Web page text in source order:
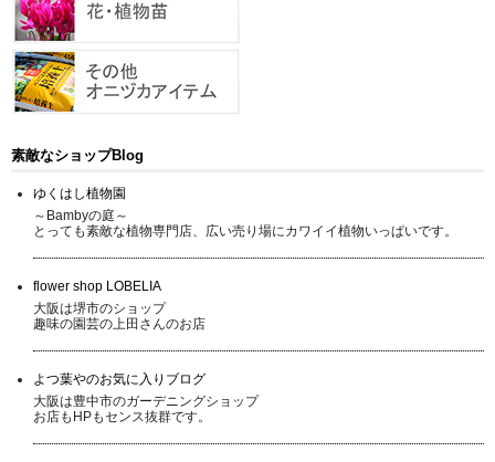
素敵なショップBlog
ゆくはし植物園
～Bambyの庭～
とっても素敵な植物専門店、広い売り場にカワイイ植物いっぱいです。
flower shop LOBELIA
大阪は堺市のショップ
趣味の園芸の上田さんのお店
よつ葉やのお気に入りブログ
大阪は豊中市のガーデニングショップ
お店もHPもセンス抜群です。